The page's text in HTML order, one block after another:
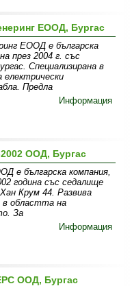
ЕООД, Бургас
ЕООД е българска
през 2004 г. със
Специализирана в
електрически
Предла
Информация
ООД, Бургас
е българска компания,
година със седалище
Крум 44. Развива
в областта на
За
Информация
ООД, Бургас